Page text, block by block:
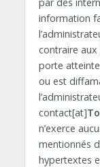
information
contraire aux
porte
ou est
contact[at]
n’exerce
mentionnés
hypertextes